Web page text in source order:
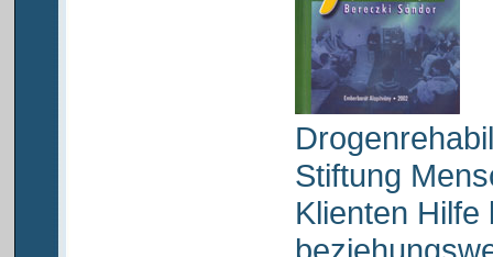
Stiftung
Klienten Hilfe